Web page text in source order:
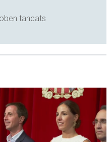
tancats